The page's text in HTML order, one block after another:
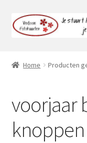
Ga
door
Ga
naar
Mijn account
Home Producten
voorjaar
knoppen